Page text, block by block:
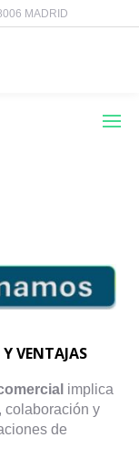
MADRID
VENTAJAS
implica
colaboración y
de